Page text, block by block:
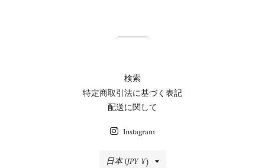
検索
特定商取引法に基づく表記
配送に関して
Instagram
国/
日本 (JPY ¥)